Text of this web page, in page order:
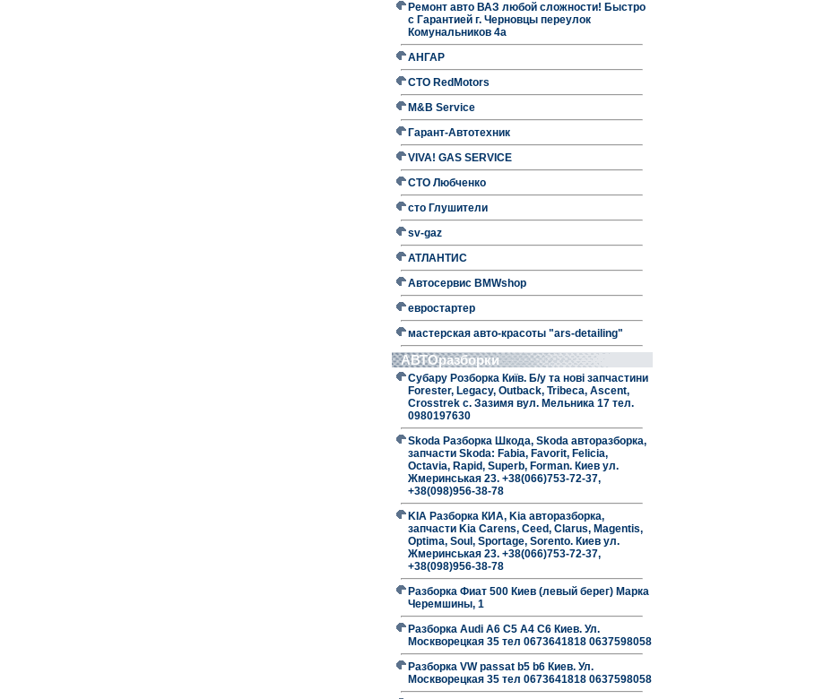
Ремонт авто ВАЗ любой сложности! Быстро
с Гарантией г. Черновцы переулок
Комунальников 4а
АНГАР
СТО RedMotors
M&B Service
Гарант-Автотехник
VIVA! GAS SERVICE
СТО Любченко
сто Глушители
sv-gaz
АТЛАНТИС
Автосервис BMWshop
евростартер
мастерская авто-красоты "ars-detailing"
АВТОразборки
Субару Розборка Київ. Б/у та нові запчастини
Forester, Legacy, Outback, Tribeca, Ascent,
Crosstrek с. Зазимя вул. Мельника 17 тел.
0980197630
Skoda Разборка Шкода, Skoda авторазборка,
запчасти Skoda: Fabia, Favorit, Felicia,
Octavia, Rapid, Superb, Forman. Киев ул.
Жмеринськая 23. +38(066)753-72-37,
+38(098)956-38-78
KIA Разборка КИА, Kia авторазборка,
запчасти Kia Carens, Ceed, Clarus, Magentis,
Optima, Soul, Sportage, Sorento. Киев ул.
Жмеринськая 23. +38(066)753-72-37,
+38(098)956-38-78
Разборка Фиат 500 Киев (левый берег) Марка
Черемшины, 1
Разборка Audi A6 C5 A4 C6 Киев. Ул.
Москворецкая 35 тел 0673641818 0637598058
Разборка VW passat b5 b6 Киев. Ул.
Москворецкая 35 тел 0673641818 0637598058